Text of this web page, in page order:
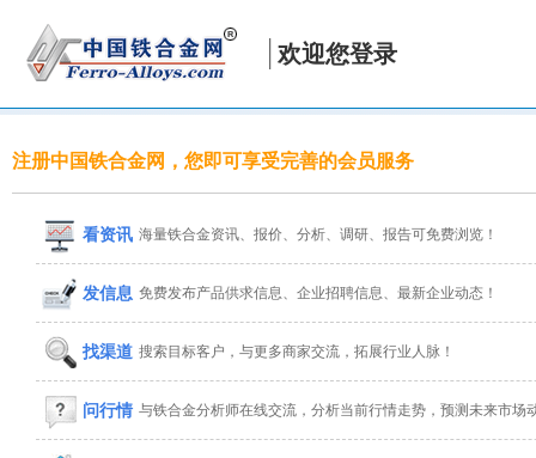
欢迎您登录
注册中国铁合金网，您即可享受完善的会员服务
看资讯 海量铁合金资讯、报价、分析、调研、报告可免费浏览！
发信息 免费发布产品供求信息、企业招聘信息、最新企业动态！
找渠道 搜索目标客户，与更多商家交流，拓展行业人脉！
问行情 与铁合金分析师在线交流，分析当前行情走势，预测未来市场